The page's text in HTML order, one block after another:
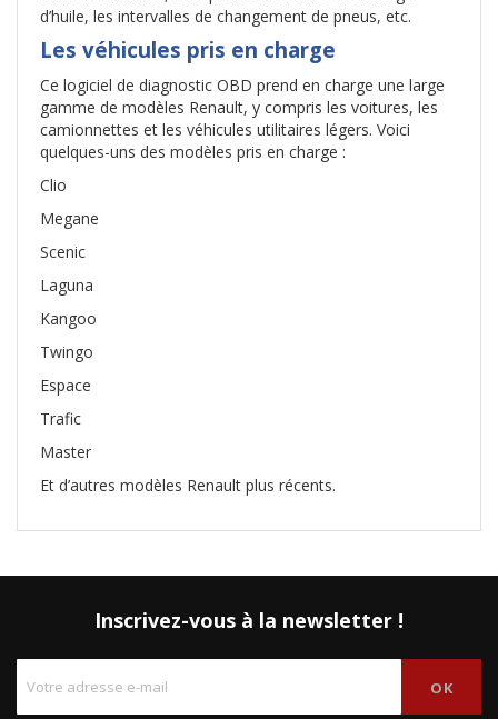
d’huile, les intervalles de changement de pneus, etc.
Les véhicules pris en charge
Ce logiciel de diagnostic OBD prend en charge une large
gamme de modèles Renault, y compris les voitures, les
camionnettes et les véhicules utilitaires légers. Voici
quelques-uns des modèles pris en charge :
Clio
Megane
Scenic
Laguna
Kangoo
Twingo
Espace
Trafic
Master
Et d’autres modèles Renault plus récents.
Inscrivez-vous à la newsletter !